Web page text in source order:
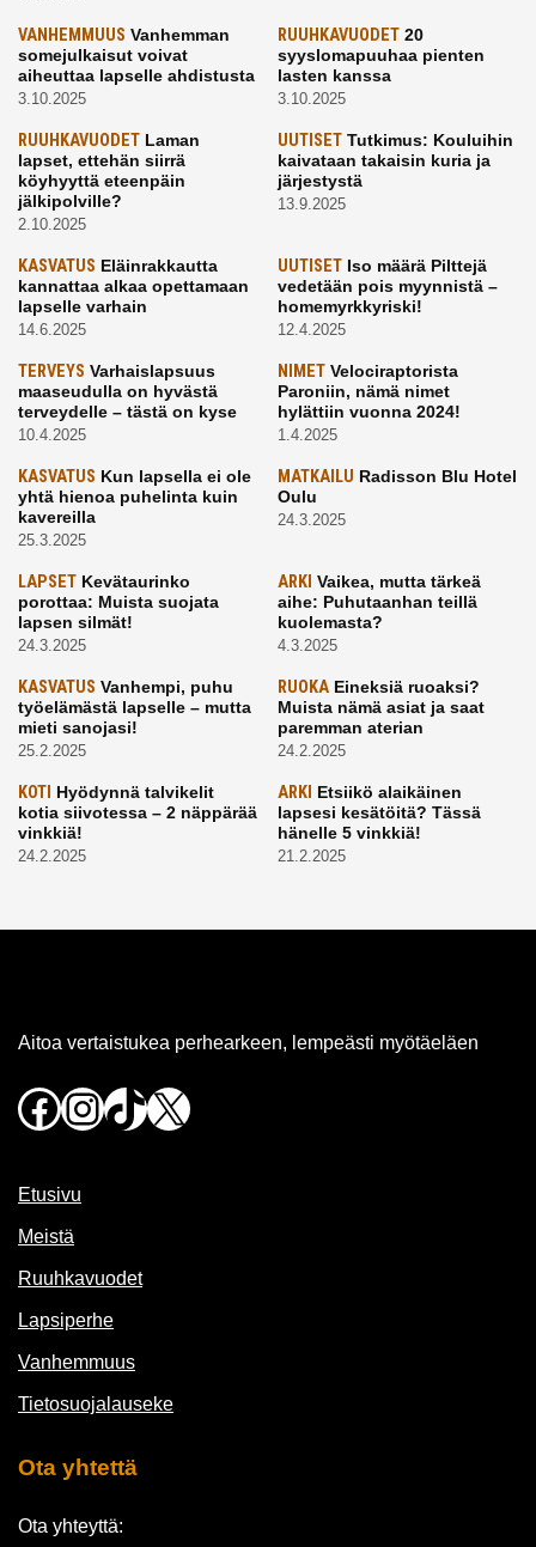
VANHEMMUUS Vanhemman
somejulkaisut voivat
aiheuttaa lapselle ahdistusta
3.10.2025
RUUHKAVUODET20
syyslomapuuhaa pienten
lasten kanssa
3.10.2025
RUUHKAVUODET Laman
lapset, ettehän siirrä
köyhyyttä eteenpäin
jälkipolville?
2.10.2025
UUTISETTutkimus: Kouluihin
kaivataan takaisin kuria ja
järjestystä
13.9.2025
KASVATUS Eläinrakkautta
kannattaa alkaa opettamaan
lapselle varhain
14.6.2025
UUTISETIso määrä Pilttejä
vedetään pois myynnistä –
homemyrkkyriski!
12.4.2025
TERVEYS Varhaislapsuus
maaseudulla on hyvästä
terveydelle – tästä on kyse
10.4.2025
NIMETVelociraptorista
Paroniin, nämä nimet
hylättiin vuonna 2024!
1.4.2025
KASVATUS Kun lapsella ei ole
yhtä hienoa puhelinta kuin
kavereilla
25.3.2025
MATKAILU Radisson Blu Hotel
Oulu
24.3.2025
LAPSET Kevätaurinko
porottaa: Muista suojata
lapsen silmät!
24.3.2025
ARKI Vaikea, mutta tärkeä
aihe: Puhutaanhan teillä
kuolemasta?
4.3.2025
KASVATUS Vanhempi, puhu
työelämästä lapselle – mutta
mieti sanojasi!
25.2.2025
RUOKAEineksiä ruoaksi?
Muista nämä asiat ja saat
paremman aterian
24.2.2025
KOTI Hyödynnä talvikelit
kotia siivotessa – 2 näppärää
vinkkiä!
24.2.2025
ARKI Etsiikö alaikäinen
lapsesi kesätöitä? Tässä
hänelle 5 vinkkiä!
21.2.2025
Aitoa vertaistukea perhearkeen, lempeästi myötäeläen
Facebook
Instagram
TikTok
X
Etusivu
Meistä
Ruuhkavuodet
Lapsiperhe
Vanhemmuus
Tietosuojalauseke
Ota yhtettä
Ota yhteyttä: